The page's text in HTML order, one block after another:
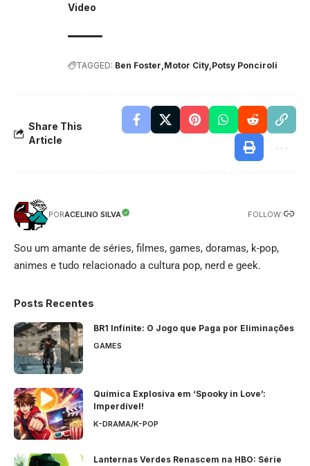
Video
TAGGED: Ben Foster Motor City Potsy Ponciroli
Share This
Article
PORACELINO SILVA FOLLOW:
Sou um amante de séries, filmes, games, doramas, k-pop,
animes e tudo relacionado a cultura pop, nerd e geek.
Posts Recentes
BR1 Infinite: O Jogo que Paga por Eliminações
GAMES
Química Explosiva em ‘Spooky in Love’:
Imperdível!
K-DRAMA/K-POP
Lanternas Verdes Renascem na HBO: Série